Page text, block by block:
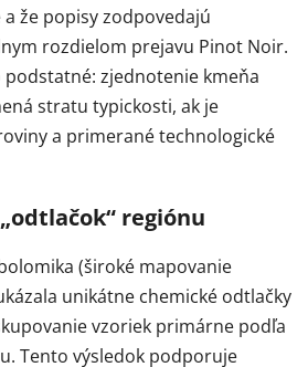
že popisy zodpovedajú
rozdielom prejavu Pinot Noir.
zjednotenie kmeňa
stratu typickosti, ak je
a primerané technologické
regiónu
(široké mapovanie
unikátne chemické odtlačky
vzoriek primárne podľa
Tento výsledok podporuje